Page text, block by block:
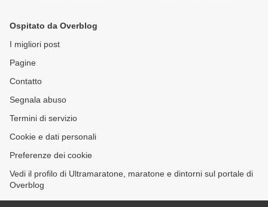
Ospitato da Overblog
I migliori post
Pagine
Contatto
Segnala abuso
Termini di servizio
Cookie e dati personali
Preferenze dei cookie
Vedi il profilo di Ultramaratone, maratone e dintorni sul portale di
Overblog